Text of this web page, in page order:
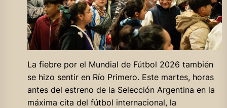
La fiebre por el Mundial de Fútbol 2026 también
se hizo sentir en Río Primero. Este martes, horas
antes del estreno de la Selección Argentina en la
máxima cita del fútbol internacional, la